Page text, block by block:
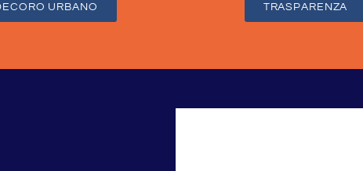
URBANO TRASPARENZA